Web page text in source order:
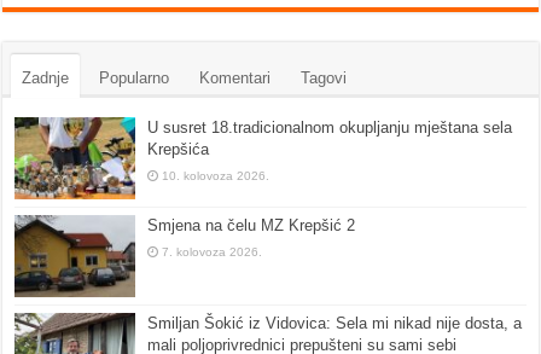
Zadnje Popularno Komentari Tagovi
U susret 18.tradicionalnom okupljanju mještana sela
Krepšića
10. kolovoza 2026.
Smjena na čelu MZ Krepšić 2
7. kolovoza 2026.
Smiljan Šokić iz Vidovica: Sela mi nikad nije dosta, a
mali poljoprivrednici prepušteni su sami sebi